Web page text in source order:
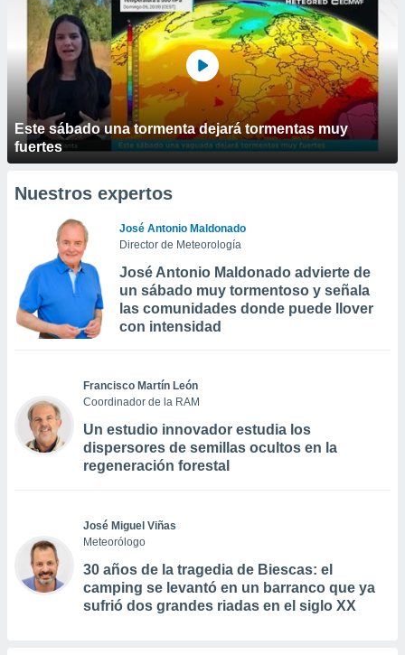
Este sábado una tormenta dejará tormentas muy
fuertes
Nuestros expertos
José Antonio Maldonado
Director de Meteorología
José Antonio Maldonado advierte de
un sábado muy tormentoso y señala
las comunidades donde puede llover
con intensidad
Francisco Martín León
Coordinador de la RAM
Un estudio innovador estudia los
dispersores de semillas ocultos en la
regeneración forestal
José Miguel Viñas
Meteorólogo
30 años de la tragedia de Biescas: el
camping se levantó en un barranco que ya
sufrió dos grandes riadas en el siglo XX